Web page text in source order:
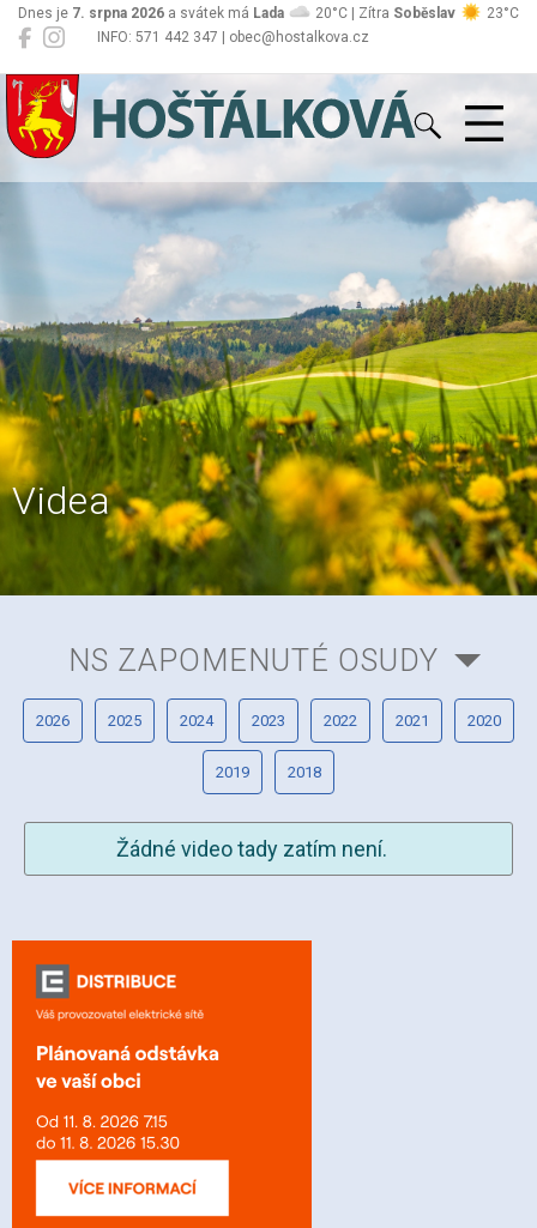
INFO: 571 442 347 | obec@hostalkova.cz
Dnes je 7. srpna 2026 a svátek má Lada 20°C | Zítra Soběslav 23°C
Hošťálková
Videa
NS ZAPOMENUTÉ OSUDY
2026 2025 2024 2023 2022 2021 2020
2019 2018
Žádné video tady zatím není.